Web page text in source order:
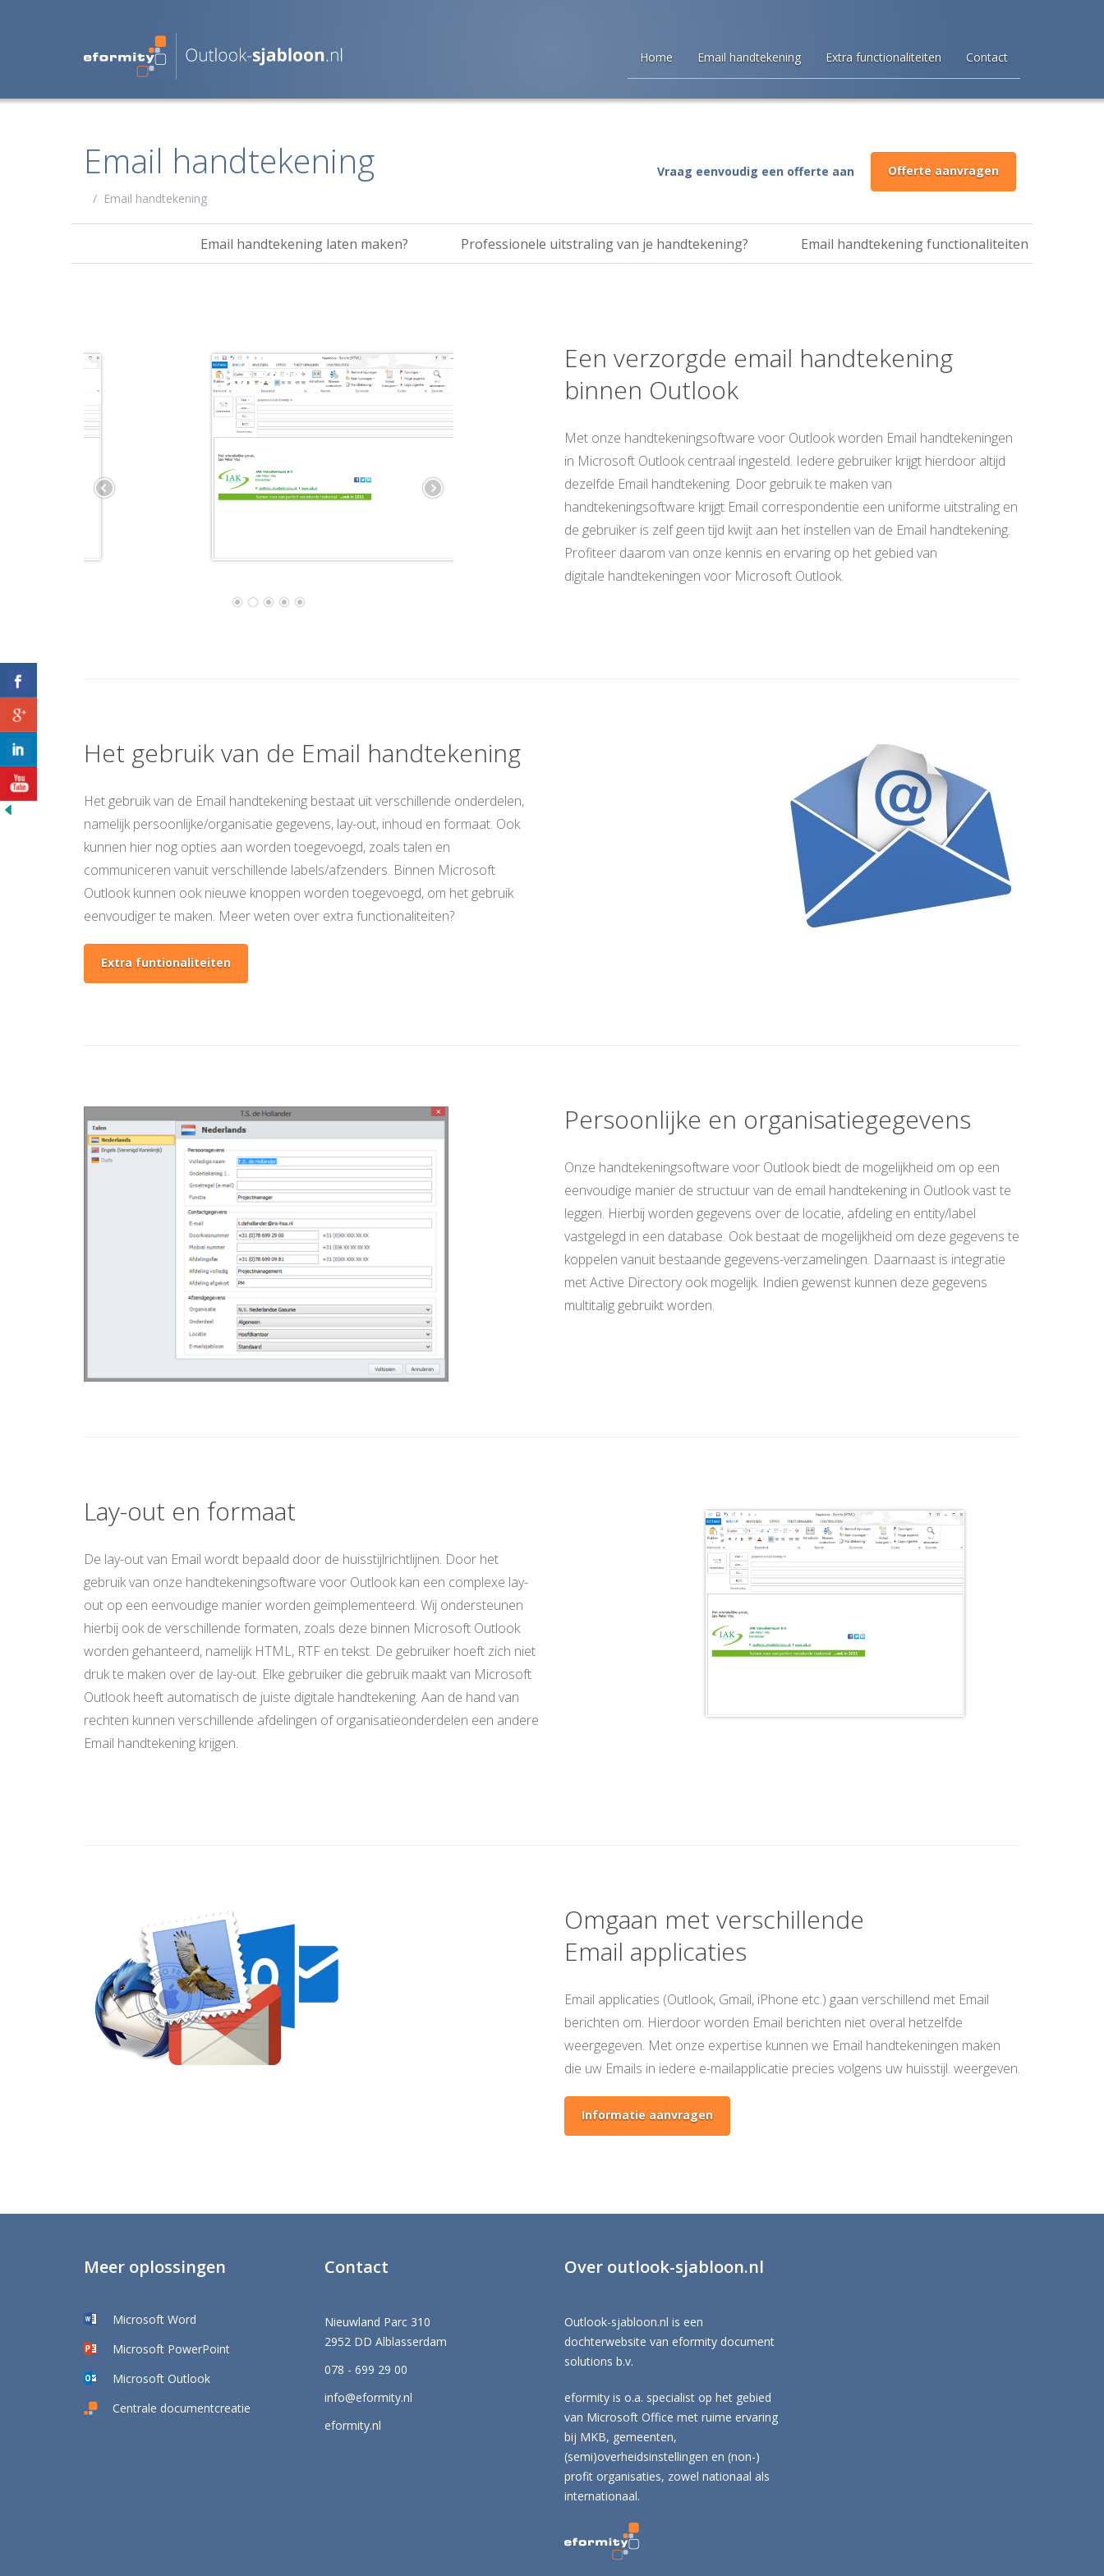
Home Email handtekening Extra functionaliteiten Contact
Email handtekening
/ Email handtekening
Offerte aanvragen
Vraag eenvoudig een offerte aan
Email handtekening laten maken? Professionele uitstraling van je handtekening? Email handtekening functionaliteiten
Een verzorgde email handtekening
binnen Outlook
Met onze handtekeningsoftware voor Outlook worden Email handtekeningen
in Microsoft Outlook centraal ingesteld. Iedere gebruiker krijgt hierdoor altijd
dezelfde Email handtekening. Door gebruik te maken van
handtekeningsoftware krijgt Email correspondentie een uniforme uitstraling en
de gebruiker is zelf geen tijd kwijt aan het instellen van de Email handtekening.
Profiteer daarom van onze kennis en ervaring op het gebied van
digitale handtekeningen voor Microsoft Outlook.
Het gebruik van de Email handtekening
Het gebruik van de Email handtekening bestaat uit verschillende onderdelen,
namelijk persoonlijke/organisatie gegevens, lay-out, inhoud en formaat. Ook
kunnen hier nog opties aan worden toegevoegd, zoals talen en
communiceren vanuit verschillende labels/afzenders. Binnen Microsoft
Outlook kunnen ook nieuwe knoppen worden toegevoegd, om het gebruik
eenvoudiger te maken. Meer weten over extra functionaliteiten?
Extra funtionaliteiten
Persoonlijke en organisatiegegevens
Onze handtekeningsoftware voor Outlook biedt de mogelijkheid om op een
eenvoudige manier de structuur van de email handtekening in Outlook vast te
leggen. Hierbij worden gegevens over de locatie, afdeling en entity/label
vastgelegd in een database. Ook bestaat de mogelijkheid om deze gegevens te
koppelen vanuit bestaande gegevens-verzamelingen. Daarnaast is integratie
met Active Directory ook mogelijk. Indien gewenst kunnen deze gegevens
multitalig gebruikt worden.
Lay-out en formaat
De lay-out van Email wordt bepaald door de huisstijlrichtlijnen. Door het
gebruik van onze handtekeningsoftware voor Outlook kan een complexe lay-
out op een eenvoudige manier worden geïmplementeerd. Wij ondersteunen
hierbij ook de verschillende formaten, zoals deze binnen Microsoft Outlook
worden gehanteerd, namelijk HTML, RTF en tekst. De gebruiker hoeft zich niet
druk te maken over de lay-out. Elke gebruiker die gebruik maakt van Microsoft
Outlook heeft automatisch de juiste digitale handtekening. Aan de hand van
rechten kunnen verschillende afdelingen of organisatieonderdelen een andere
Email handtekening krijgen.
Omgaan met verschillende
Email applicaties
Email applicaties (Outlook, Gmail, iPhone etc.) gaan verschillend met Email
berichten om. Hierdoor worden Email berichten niet overal hetzelfde
weergegeven. Met onze expertise kunnen we Email handtekeningen maken
die uw Emails in iedere e-mailapplicatie precies volgens uw huisstijl. weergeven.
Informatie aanvragen
Meer oplossingen
Microsoft Word
Microsoft PowerPoint
Microsoft Outlook
Centrale documentcreatie
Contact
Nieuwland Parc 310
2952 DD Alblasserdam
078 - 699 29 00
info@eformity.nl
eformity.nl
Over outlook-sjabloon.nl
Outlook-sjabloon.nl is een
dochterwebsite van eformity document
solutions b.v.
eformity is o.a. specialist op het gebied
van Microsoft Office met ruime ervaring
bij MKB, gemeenten,
(semi)overheidsinstellingen en (non-)
profit organisaties, zowel nationaal als
internationaal.